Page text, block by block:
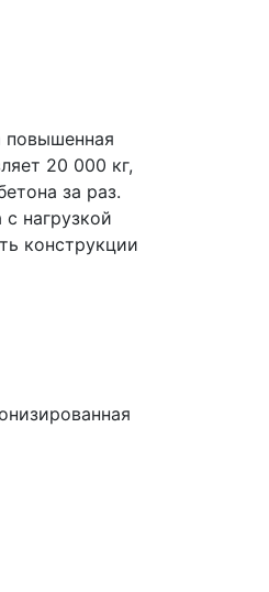
повышенная
20 000 кг,
за раз.
нагрузкой
конструкции